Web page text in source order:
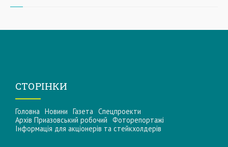
СТОРІНКИ
Головна Новини Газета Спецпроекти
Архів Приазовський робочий Фоторепортажі
Інформацiя для акцiонерiв та стейкхолдерiв